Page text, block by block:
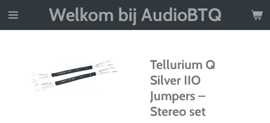
Ga
hoofdinhoud
Welkom bij AudioBTQ
Tellurium Q
Silver IIO
Jumpers –
Stereo set